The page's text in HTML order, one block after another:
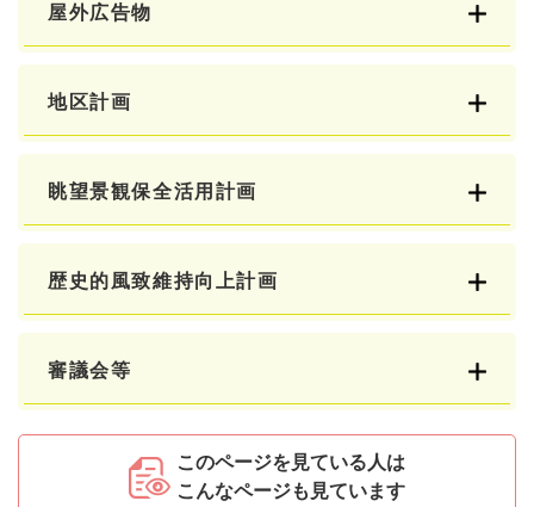
屋外広告物
地区計画
眺望景観保全活用計画
歴史的風致維持向上計画
審議会等
このページを見ている人は
こんなページも見ています